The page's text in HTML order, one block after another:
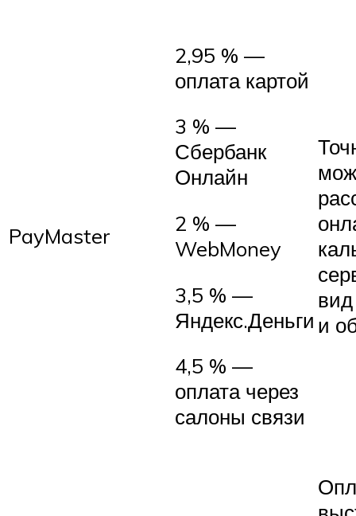
PayMaster
2,95 % —
оплата картой
3 % —
Сбербанк
Онлайн
2 % —
WebMoney
3,5 % —
Яндекс.Деньги
4,5 % —
оплата через
салоны связи
и